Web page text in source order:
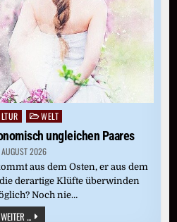
HABEN
KÖNNTE?
WELT
ungleichen Paares
2026
aus dem Osten, er aus dem
derartige Klüfte überwinden
Noch nie…
WEITER ... DAS